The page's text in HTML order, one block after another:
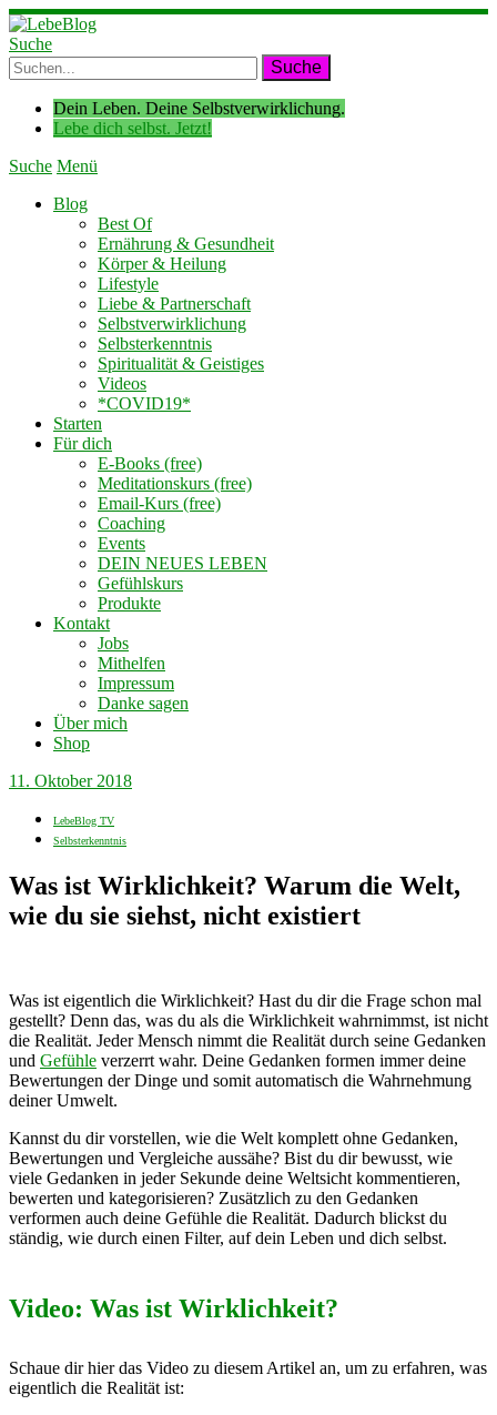
Suche
Dein Leben. Deine Selbstverwirklichung.
Lebe dich selbst. Jetzt!
Suche Menü
Blog
Best Of
Ernährung & Gesundheit
Körper & Heilung
Lifestyle
Liebe & Partnerschaft
Selbstverwirklichung
Selbsterkenntnis
Spiritualität & Geistiges
Videos
*COVID19*
Starten
Für dich
E-Books (free)
Meditationskurs (free)
Email-Kurs (free)
Coaching
Events
DEIN NEUES LEBEN
Gefühlskurs
Produkte
Kontakt
Jobs
Mithelfen
Impressum
Danke sagen
Über mich
Shop
11. Oktober 2018
LebeBlog TV
Selbsterkenntnis
Was ist Wirklichkeit? Warum die Welt,
wie du sie siehst, nicht existiert
Was ist eigentlich die Wirklichkeit? Hast du dir die Frage schon mal
gestellt? Denn das, was du als die Wirklichkeit wahrnimmst, ist nicht
die Realität. Jeder Mensch nimmt die Realität durch seine Gedanken
und Gefühle verzerrt wahr. Deine Gedanken formen immer deine
Bewertungen der Dinge und somit automatisch die Wahrnehmung
deiner Umwelt.
Kannst du dir vorstellen, wie die Welt komplett ohne Gedanken,
Bewertungen und Vergleiche aussähe? Bist du dir bewusst, wie
viele Gedanken in jeder Sekunde deine Weltsicht kommentieren,
bewerten und kategorisieren? Zusätzlich zu den Gedanken
verformen auch deine Gefühle die Realität. Dadurch blickst du
ständig, wie durch einen Filter, auf dein Leben und dich selbst.
Video: Was ist Wirklichkeit?
Schaue dir hier das Video zu diesem Artikel an, um zu erfahren, was
eigentlich die Realität ist: